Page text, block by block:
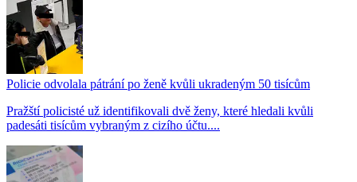
Policie odvolala pátrání po ženě kvůli ukradeným 50 tisícům
Pražští policisté už identifikovali dvě ženy, které hledali kvůli
padesáti tisícům vybraným z cizího účtu....